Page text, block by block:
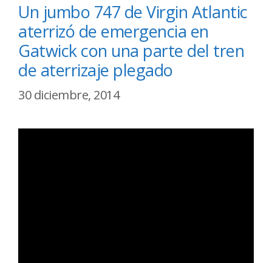
Un jumbo 747 de Virgin Atlantic
aterrizó de emergencia en
Gatwick con una parte del tren
de aterrizaje plegado
30 diciembre, 2014